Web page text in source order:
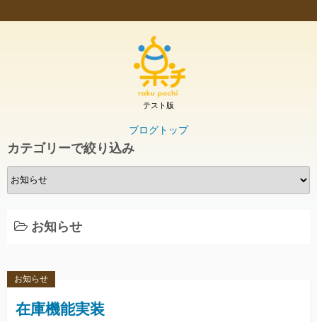
テスト版
ブログトップ
カテゴリーで絞り込み
カ
テ
リ
絞
り
込
お知らせ
在庫機能実装
お知らせ